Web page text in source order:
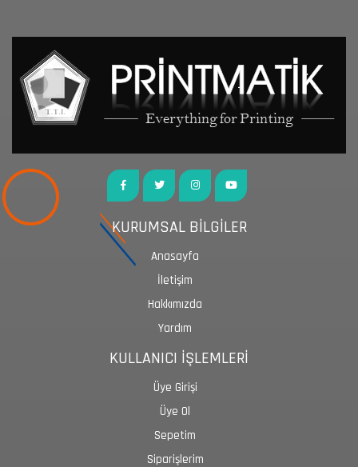
KURUMSAL BİLGİLER
Anasayfa
İletişim
Hakkımızda
Yardım
KULLANICI İŞLEMLERİ
Üye Girişi
Üye Ol
Sepetim
Siparişlerim